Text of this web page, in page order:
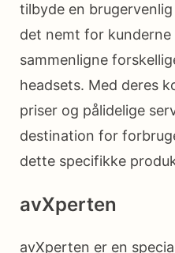
tilbyde en
det nemt for
sammenligne
headsets. Med deres
priser og pålidelige
destination for
dette specifikke
avXperten
avXperten er en